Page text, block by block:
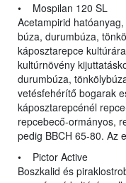
• Mospilan 120 SL
Acetampirid
búza, durumbúza,
káposztarepce
kultúrnövény
durumbúza,
vetésfehérítő bogarak
káposztarepcénél
repcebecő-ormányos,
pedig BBCH 65-80. Az
• Pictor Active
Boszkalid és